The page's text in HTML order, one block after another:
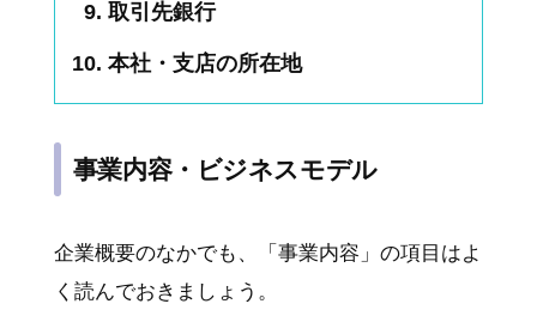
取引先銀行
本社・支店の所在地
事業内容・ビジネスモデル
企業概要のなかでも、「事業内容」の項目はよ
く読んでおきましょう。